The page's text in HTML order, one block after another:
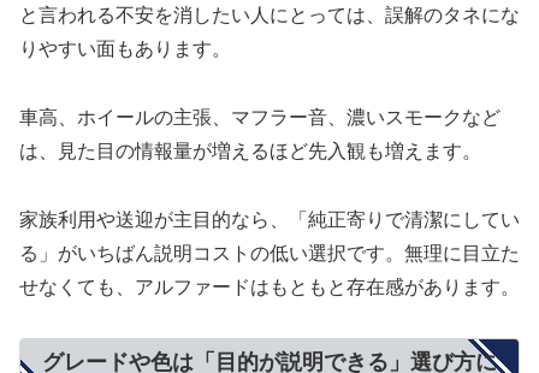
と言われる不安を消したい人にとっては、誤解のタネにな
りやすい面もあります。
車高、ホイールの主張、マフラー音、濃いスモークなど
は、見た目の情報量が増えるほど先入観も増えます。
家族利用や送迎が主目的なら、「純正寄りで清潔にしてい
る」がいちばん説明コストの低い選択です。無理に目立た
せなくても、アルファードはもともと存在感があります。
グレードや色は「目的が説明できる」選び方に